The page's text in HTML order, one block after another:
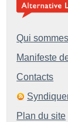
Qui
Manifeste
Contacts
Plan du site